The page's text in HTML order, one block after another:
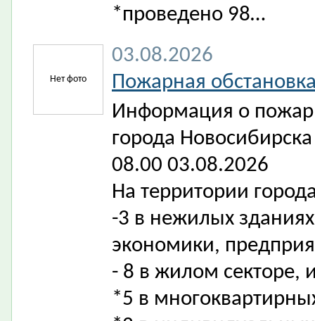
*проведено 98…
Нет фото
03.08.2026
Пожарная
Информация о
города
08.00 03.08.2026
На территории
-3 в нежилых
экономики,
- 8 в жилом секторе,
*5 в